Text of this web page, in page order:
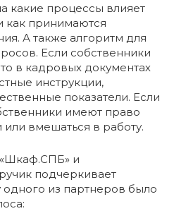
какие процессы влияет
как принимаются
А также алгоритм для
Если собственники
в кадровых документах
инструкции,
показатели. Если
имеют право
вмешаться в работу.
и
подчеркивает
одного из партнеров было